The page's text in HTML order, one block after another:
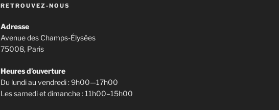
RETROUVEZ-NOUS
Adresse
Avenue des Champs-Élysées
75008, Paris
Heures d’ouverture
Du lundi au vendredi : 9h00—17h00
Les samedi et dimanche : 11h00–15h00